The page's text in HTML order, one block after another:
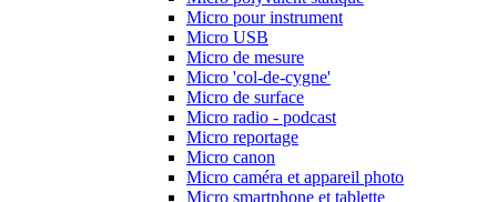
Micro pour instrument
Micro USB
Micro de mesure
Micro 'col-de-cygne'
Micro de surface
Micro radio - podcast
Micro reportage
Micro canon
Micro caméra et appareil photo
Micro smartphone et tablette